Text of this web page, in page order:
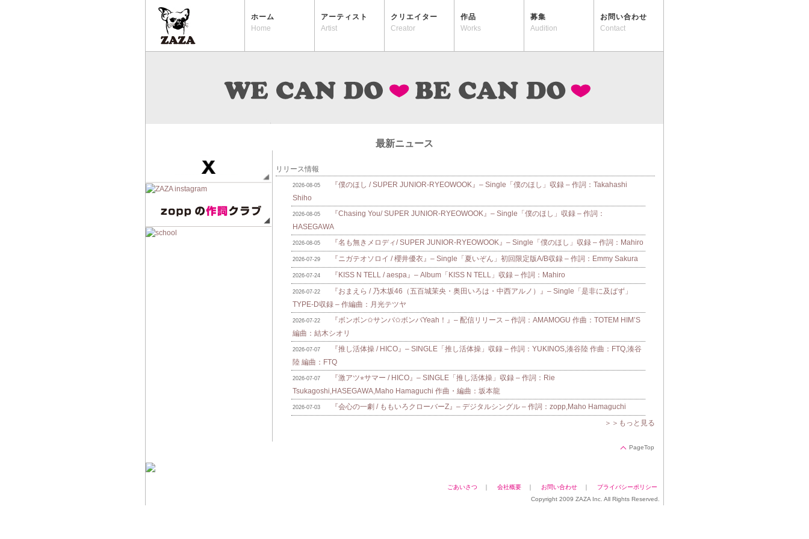
ホーム
Home
アーティスト
Artist
クリエイター
Creator
作品
Works
募集
Audition
お問い合わせ
Contact
最新ニュース
リリース情報
2026-08-05
『僕のほし / SUPER JUNIOR-RYEOWOOK』– Single「僕のほし」収録 – 作詞：Takahashi
Shiho
2026-08-05
『Chasing You/ SUPER JUNIOR-RYEOWOOK』– Single「僕のほし」収録 – 作詞：
HASEGAWA
2026-08-05 『名も無きメロディ/ SUPER JUNIOR-RYEOWOOK』– Single「僕のほし」収録 – 作詞：Mahiro
2026-07-29 『ニガテオソロイ / 櫻井優衣』– Single「夏いぞん」初回限定版A/B収録 – 作詞：Emmy Sakura
2026-07-24 『KISS N TELL / aespa』– Album「KISS N TELL」収録 – 作詞：Mahiro
2026-07-22
『おまえら / 乃木坂46（五百城茉央・奥田いろは・中西アルノ）』– Single「是非に及ばず」
TYPE-D収録 – 作編曲：月光テツヤ
2026-07-22
『ボンボン✩サンバ✩ボンバYeah！』– 配信リリース – 作詞：AMAMOGU 作曲：TOTEM HIM’S
編曲：結木シオリ
2026-07-07
『推し活体操 / HICO』– SINGLE「推し活体操」収録 – 作詞：YUKINOS,湊谷陸 作曲：FTQ,湊谷
陸 編曲：FTQ
2026-07-07
『激アツ⭐︎サマー / HICO』– SINGLE「推し活体操」収録 – 作詞：Rie
Tsukagoshi,HASEGAWA,Maho Hamaguchi 作曲・編曲：坂本龍
2026-07-03
『会心の一劇 / ももいろクローバーZ』– デジタルシングル – 作詞：zopp,Maho Hamaguchi
＞＞もっと見る
PageTop
ごあいさつ ｜ 会社概要 ｜ お問い合わせ ｜ プライバシーポリシー
Copyright 2009 ZAZA Inc. All Rights Reserved.